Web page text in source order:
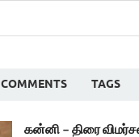
COMMENTS TAGS
கன்னி – திரை